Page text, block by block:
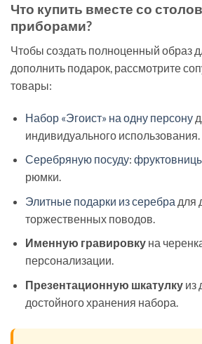
Что купить вместе со
приборами?
Чтобы создать полноценный образ
дополнить подарок, рассмотрите
товары:
Набор «Эгоист» на одну персону
индивидуального использования.
Серебряную посуду:
рюмки.
Элитные подарки из серебра для
торжественных поводов.
Именную гравировкуна
персонализации.
Презентационную шкатулкуиз
достойного хранения набора.